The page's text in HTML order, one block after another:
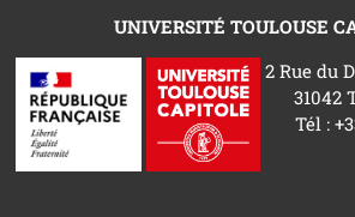
UNIVERSITÉ TOULOUSE
2 Rue du
31042
Tél :